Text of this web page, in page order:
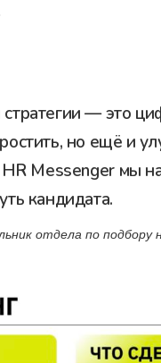
— это
но ещё и
Messenger мы
кандидата.
отдела по